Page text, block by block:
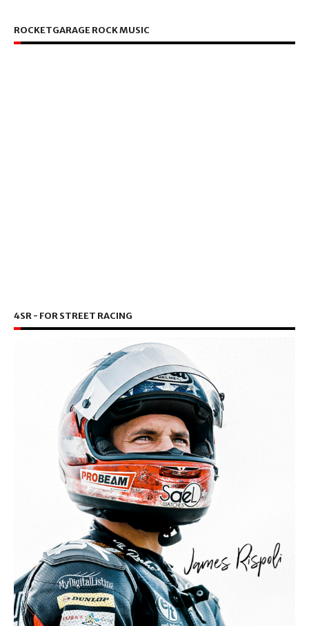
ROCKETGARAGE ROCK MUSIC
4SR - FOR STREET RACING